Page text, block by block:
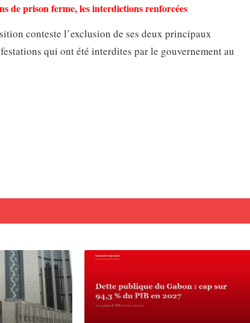
de prison ferme, les interdictions renforcées
conteste l’exclusion de ses deux principaux
qui ont été interdites par le gouvernement au